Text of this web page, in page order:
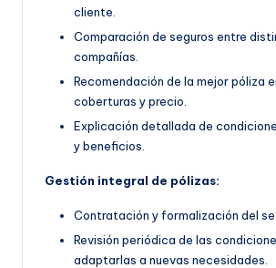
cliente.
Comparación de seguros entre
compañías.
Recomendación de la mejor póliza
coberturas y precio.
Explicación detallada de
y beneficios.
Gestión integral de pólizas:
Contratación y formalización del
Revisión periódica de las
adaptarlas a nuevas necesidades.